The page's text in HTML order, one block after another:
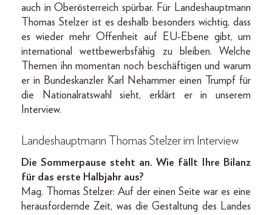
auch in Oberösterreich spürbar. Für Landeshauptmann
Thomas Stelzer ist es deshalb besonders wichtig, dass
es wieder mehr Offenheit auf EU-Ebene gibt, um
international wettbewerbsfähig zu bleiben. Welche
Themen ihn momentan noch beschäftigen und warum
er in Bundeskanzler Karl Nehammer einen Trumpf für
die Nationalratswahl sieht, erklärt er in unserem
Interview.
Landeshauptmann Thomas Stelzer im Interview
Die Sommerpause steht an. Wie fällt Ihre Bilanz
für das erste Halbjahr aus?
Mag. Thomas Stelzer: Auf der einen Seite war es eine
herausfordernde Zeit, was die Gestaltung des Landes